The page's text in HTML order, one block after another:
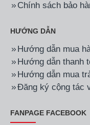
Chính sách bảo
HƯỚNG DẪN
Hướng dẫn mua
Hướng dẫn thanh
Hướng dẫn mua
Đăng ký cộng tác
FANPAGE FACEBOOK